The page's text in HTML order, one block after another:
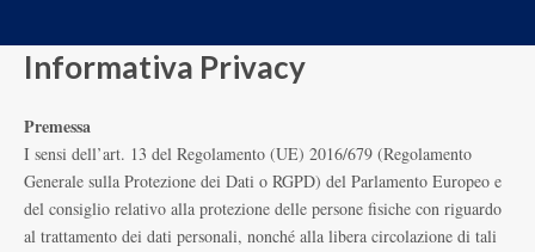
Informativa Privacy
Premessa
I sensi dell’art. 13 del Regolamento (UE) 2016/679 (Regolamento
Generale sulla Protezione dei Dati o RGPD) del Parlamento Europeo e
del consiglio relativo alla protezione delle persone fisiche con riguardo
al trattamento dei dati personali, nonché alla libera circolazione di tali